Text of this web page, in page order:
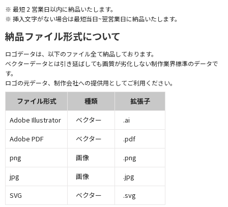
※ 最短 2 営業日以内に納品いたします。
※ 挿入文字がない場合は最短当日~翌営業日に納品いたします。
納品ファイル形式について
ロゴデータは、以下のファイル全て納品しております。
ベクターデータとは引き延ばしても画質が劣化しない制作業界標準のデータで
す。
ロゴの元データ、制作会社への提供用としてご利用ください。
ファイル形式 種類
拡張子
Adobe Illustrator
ベクター
.ai
Adobe PDF
ベクター
.pdf
png
画像
.png
jpg
画像
.jpg
SVG
ベクター .svg